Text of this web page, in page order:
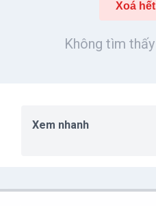
Xoá
Không tìm
Xem nhanh